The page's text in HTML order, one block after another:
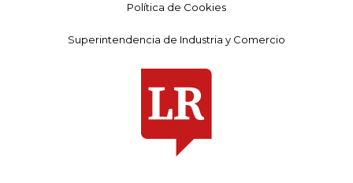
Política de Cookies
Superintendencia de Industria y Comercio